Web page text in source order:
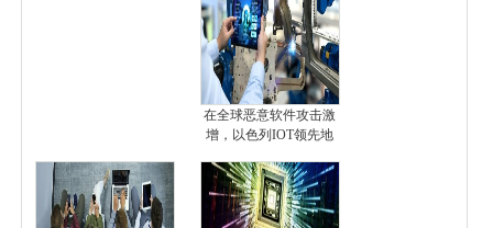
在全球恶意软件攻击激
增，以色列IOT领先地